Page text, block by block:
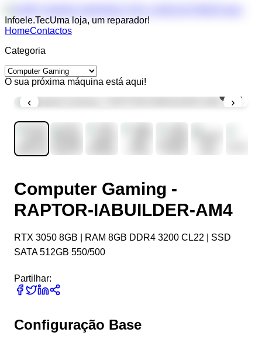
Infoele.TecUma loja, um reparador!
HomeContactos
Categoria
O sua próxima máquina está aqui!
‹ ›
1
Computer Gaming -
RAPTOR-IABUILDER-AM4
RTX 3050 8GB | RAM 8GB DDR4 3200 CL22 | SSD
SATA 512GB 550/500
Partilhar:
Configuração Base